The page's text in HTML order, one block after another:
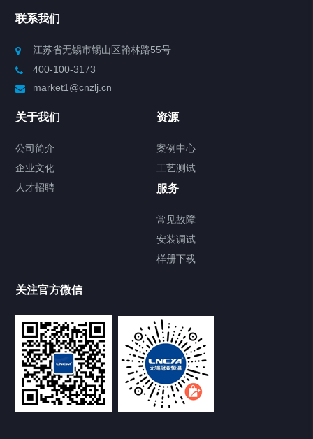
制冷加热动态控温系统
Chiller气体控温系统
Chamber试验箱
TCU温度控制单元
VOCs冷凝回收装置
联系我们
江苏省无锡市锡山区翰林路55号
400-100-3173
market1@cnzlj.cn
关于我们
公司简介
企业文化
人才招聘
资源
案例中心
工艺测试
服务
常见故障
安装调试
样册下载
关注官方微信